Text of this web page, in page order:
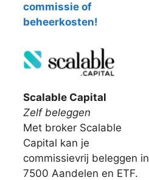
commissie of
beheerkosten!
Scalable Capital
Zelf beleggen
Met broker Scalable
Capital kan je
commissievrij beleggen in
7500 Aandelen en ETF.